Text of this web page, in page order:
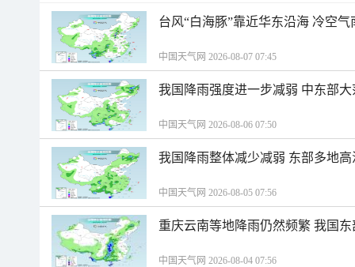
台风“白海豚”靠近华东沿海 冷空
中国天气网 2026-08-07 07:45
我国降雨强度进一步减弱 中东部
中国天气网 2026-08-06 07:50
我国降雨整体减少减弱 东部多地
中国天气网 2026-08-05 07:56
重庆云南等地降雨仍然频繁 我国
中国天气网 2026-08-04 07:56